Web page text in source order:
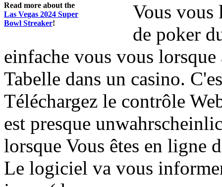
Read more about the
Las Vegas 2024 Super
Bowl Streaker!
Vous vous
de poker
einfache vous vous
Tabelle dans un casino.
Téléchargez le contrôle
est presque
lorsque Vous êtes en ligne
Le logiciel va vous